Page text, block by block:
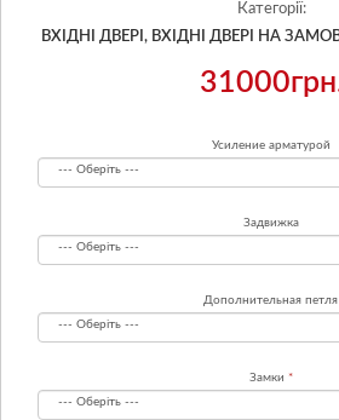
Категорії:
ВХІДНІ ДВЕРІ, ВХІДНІ ДВЕРІ НА
Усиление арматурой
Задвижка
Дополнительная петля
Замки